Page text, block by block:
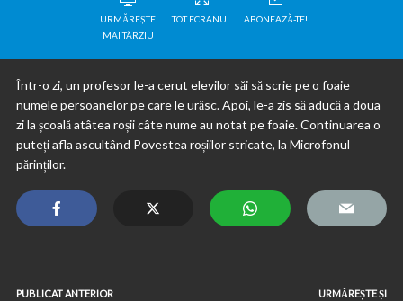
URMĂREȘTE
MAI TÂRZIU
TOT ECRANUL ABONEAZĂ-TE!
Într-o zi, un profesor le-a cerut elevilor săi să scrie pe o foaie
numele persoanelor pe care le urăsc. Apoi, le-a zis să aducă a doua
zi la școală atâtea roșii câte nume au notat pe foaie. Continuarea o
puteți afla ascultând Povestea roșiilor stricate, la Microfonul
părinților.
PUBLICAT ANTERIOR URMĂREȘTE ȘI